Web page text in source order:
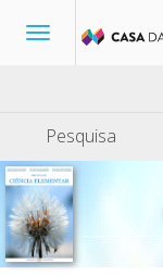
Toggle
Pesquisa